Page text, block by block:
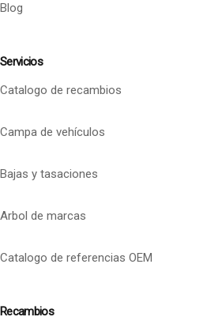
Blog
Servicios
Catalogo de recambios
Campa de vehículos
Bajas y tasaciones
Arbol de marcas
Catalogo de referencias OEM
Recambios